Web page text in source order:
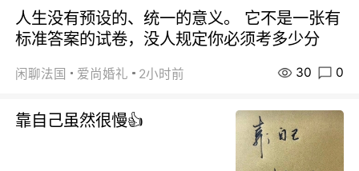
人生没有预设的、统一的意义。 它不是一张有
标准答案的试卷，没人规定你必须考多少分
闲聊法国 爱尚婚礼 2小时前 30 0
靠自己虽然很慢👍